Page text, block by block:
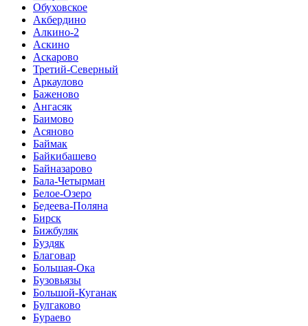
Обуховское
Акбердино
Алкино-2
Аскино
Аскарово
Третий-Северный
Аркаулово
Баженово
Ангасяк
Баимово
Асяново
Баймак
Байкибашево
Байназарово
Бала-Четырман
Белое-Озеро
Бедеева-Поляна
Бирск
Бижбуляк
Буздяк
Благовар
Большая-Ока
Бузовьязы
Большой-Куганак
Булгаково
Бураево